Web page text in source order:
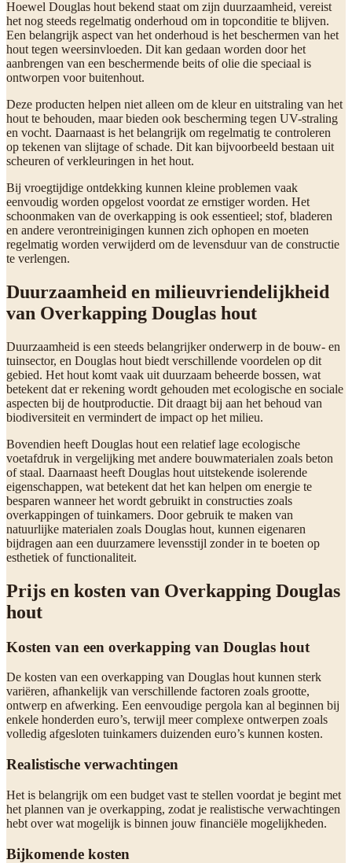
Hoewel Douglas hout bekend staat om zijn duurzaamheid, vereist
het nog steeds regelmatig onderhoud om in topconditie te blijven.
Een belangrijk aspect van het onderhoud is het beschermen van het
hout tegen weersinvloeden. Dit kan gedaan worden door het
aanbrengen van een beschermende beits of olie die speciaal is
ontworpen voor buitenhout.
Deze producten helpen niet alleen om de kleur en uitstraling van het
hout te behouden, maar bieden ook bescherming tegen UV-straling
en vocht. Daarnaast is het belangrijk om regelmatig te controleren
op tekenen van slijtage of schade. Dit kan bijvoorbeeld bestaan uit
scheuren of verkleuringen in het hout.
Bij vroegtijdige ontdekking kunnen kleine problemen vaak
eenvoudig worden opgelost voordat ze ernstiger worden. Het
schoonmaken van de overkapping is ook essentieel; stof, bladeren
en andere verontreinigingen kunnen zich ophopen en moeten
regelmatig worden verwijderd om de levensduur van de constructie
te verlengen.
Duurzaamheid en milieuvriendelijkheid
van Overkapping Douglas hout
Duurzaamheid is een steeds belangrijker onderwerp in de bouw- en
tuinsector, en Douglas hout biedt verschillende voordelen op dit
gebied. Het hout komt vaak uit duurzaam beheerde bossen, wat
betekent dat er rekening wordt gehouden met ecologische en sociale
aspecten bij de houtproductie. Dit draagt bij aan het behoud van
biodiversiteit en vermindert de impact op het milieu.
Bovendien heeft Douglas hout een relatief lage ecologische
voetafdruk in vergelijking met andere bouwmaterialen zoals beton
of staal. Daarnaast heeft Douglas hout uitstekende isolerende
eigenschappen, wat betekent dat het kan helpen om energie te
besparen wanneer het wordt gebruikt in constructies zoals
overkappingen of tuinkamers. Door gebruik te maken van
natuurlijke materialen zoals Douglas hout, kunnen eigenaren
bijdragen aan een duurzamere levensstijl zonder in te boeten op
esthetiek of functionaliteit.
Prijs en kosten van Overkapping Douglas
hout
Kosten van een overkapping van Douglas hout
De kosten van een overkapping van Douglas hout kunnen sterk
variëren, afhankelijk van verschillende factoren zoals grootte,
ontwerp en afwerking. Een eenvoudige pergola kan al beginnen bij
enkele honderden euro’s, terwijl meer complexe ontwerpen zoals
volledig afgesloten tuinkamers duizenden euro’s kunnen kosten.
Realistische verwachtingen
Het is belangrijk om een budget vast te stellen voordat je begint met
het plannen van je overkapping, zodat je realistische verwachtingen
hebt over wat mogelijk is binnen jouw financiële mogelijkheden.
Bijkomende kosten